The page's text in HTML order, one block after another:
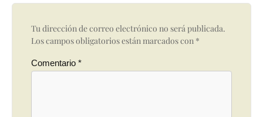
Tu dirección de correo electrónico no será publicada.
Los campos obligatorios están marcados con *
Comentario *